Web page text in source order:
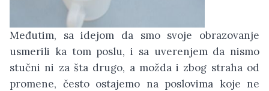
Međutim, sa idejom da smo svoje obrazovanje
usmerili ka tom poslu, i sa uverenjem da nismo
stučni ni za šta drugo, a možda i zbog straha od
promene, često ostajemo na poslovima koje ne